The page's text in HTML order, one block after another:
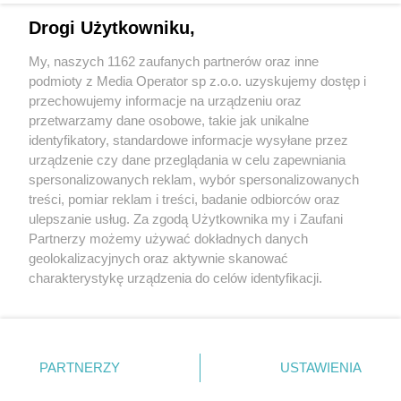
Nie zapomnij
zapoznać się z:
polityką prywatności regulamin korzystania z portali
Twojemiasto
Piekary Śląskie
Chorzów
Tarnowskie Góry
Ruda Śląska
Świętochłowice
Zagłębie
Skontaktuj sięz nami
Kontakt
Wydawca
Redakcja
Reklama
Drogi Użytkowniku,
My, naszych 1162 zaufanych partnerów oraz inne
podmioty z Media Operator sp z.o.o. uzyskujemy dostęp i
przechowujemy informacje na urządzeniu oraz
przetwarzamy dane osobowe, takie jak unikalne
identyfikatory, standardowe informacje wysyłane przez
urządzenie czy dane przeglądania w celu zapewniania
spersonalizowanych reklam, wybór spersonalizowanych
treści, pomiar reklam i treści, badanie odbiorców oraz
ulepszanie usług. Za zgodą Użytkownika my i Zaufani
Partnerzy możemy używać dokładnych danych
geolokalizacyjnych oraz aktywnie skanować
charakterystykę urządzenia do celów identyfikacji.
zmienić/wycofać klikając przycisk ustawień prywatności
znajdujący się w lewym dolnym rogu strony
PARTNERZY USTAWIENIA